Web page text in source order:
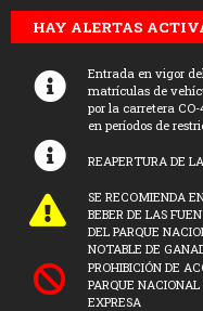
HAY ALERTAS
Entrada en vigor
matrículas de
por la carretera
en períodos de
REAPERTURA DE
SE RECOMIENDA
BEBER DE LAS
DEL PARQUE
NOTABLE DE
PROHIBICIÓN DE
PARQUE
EXPRESA